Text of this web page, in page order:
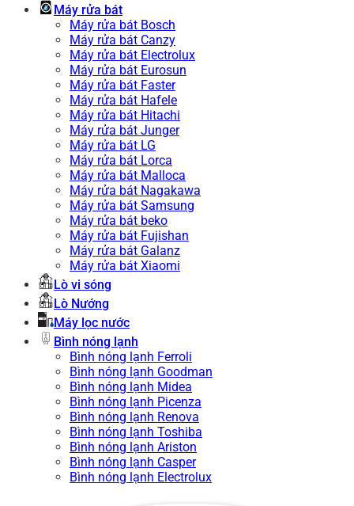
Máy rửa bát
Máy rửa bát Bosch
Máy rửa bát Canzy
Máy rửa bát Electrolux
Máy rửa bát Eurosun
Máy rửa bát Faster
Máy rửa bát Hafele
Máy rửa bát Hitachi
Máy rửa bát Junger
Máy rửa bát LG
Máy rửa bát Lorca
Máy rửa bát Malloca
Máy rửa bát Nagakawa
Máy rửa bát Samsung
Máy rửa bát beko
Máy rửa bát Fujishan
Máy rửa bát Galanz
Máy rửa bát Xiaomi
Lò vi sóng
Lò Nướng
Máy lọc nước
Bình nóng lạnh
Bình nóng lạnh Ferroli
Bình nóng lạnh Goodman
Bình nóng lạnh Midea
Bình nóng lạnh Picenza
Bình nóng lạnh Renova
Bình nóng lạnh Toshiba
Bình nóng lạnh Ariston
Bình nóng lạnh Casper
Bình nóng lạnh Electrolux